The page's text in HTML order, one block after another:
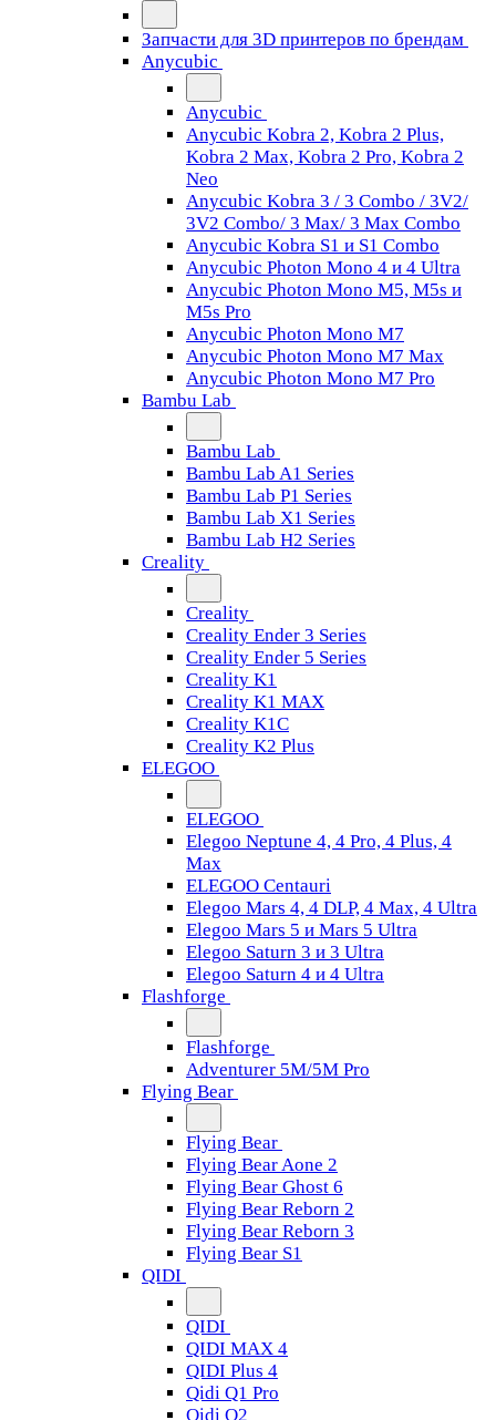
Запчасти для 3D принтеров по брендам
Anycubic
Anycubic
Anycubic Kobra 2, Kobra 2 Plus,
Kobra 2 Max, Kobra 2 Pro, Kobra 2
Neo
Anycubic Kobra 3 / 3 Combo / 3V2/
3V2 Combo/ 3 Max/ 3 Max Combo
Anycubic Kobra S1 и S1 Combo
Anycubic Photon Mono 4 и 4 Ultra
Anycubic Photon Mono M5, M5s и
M5s Pro
Anycubic Photon Mono M7
Anycubic Photon Mono M7 Max
Anycubic Photon Mono M7 Pro
Bambu Lab
Bambu Lab
Bambu Lab A1 Series
Bambu Lab P1 Series
Bambu Lab X1 Series
Bambu Lab H2 Series
Creality
Creality
Creality Ender 3 Series
Creality Ender 5 Series
Creality K1
Creality K1 MAX
Creality K1C
Creality K2 Plus
ELEGOO
ELEGOO
Elegoo Neptune 4, 4 Pro, 4 Plus, 4
Max
ELEGOO Centauri
Elegoo Mars 4, 4 DLP, 4 Max, 4 Ultra
Elegoo Mars 5 и Mars 5 Ultra
Elegoo Saturn 3 и 3 Ultra
Elegoo Saturn 4 и 4 Ultra
Flashforge
Flashforge
Adventurer 5M/5M Pro
Flying Bear
Flying Bear
Flying Bear Aone 2
Flying Bear Ghost 6
Flying Bear Reborn 2
Flying Bear Reborn 3
Flying Bear S1
QIDI
QIDI
QIDI MAX 4
QIDI Plus 4
Qidi Q1 Pro
Qidi Q2